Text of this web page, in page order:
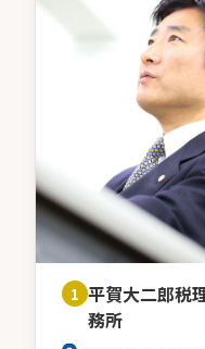
1 平賀大二郎税
務所